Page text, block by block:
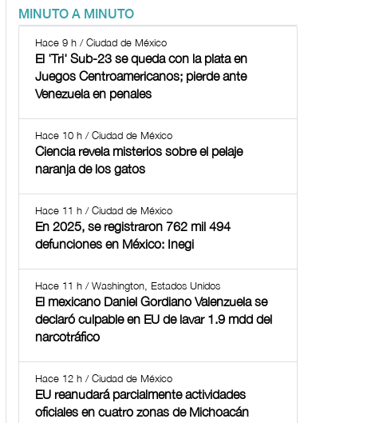
MINUTO A MINUTO
Hace 9 h / Ciudad de México
El 'Tri' Sub-23 se queda con la plata en
Juegos Centroamericanos; pierde ante
Venezuela en penales
Hace 10 h / Ciudad de México
Ciencia revela misterios sobre el pelaje
naranja de los gatos
Hace 11 h / Ciudad de México
En 2025, se registraron 762 mil 494
defunciones en México: Inegi
Hace 11 h / Washington, Estados Unidos
El mexicano Daniel Gordiano Valenzuela se
declaró culpable en EU de lavar 1.9 mdd del
narcotráfico
Hace 12 h / Ciudad de México
EU reanudará parcialmente actividades
oficiales en cuatro zonas de Michoacán